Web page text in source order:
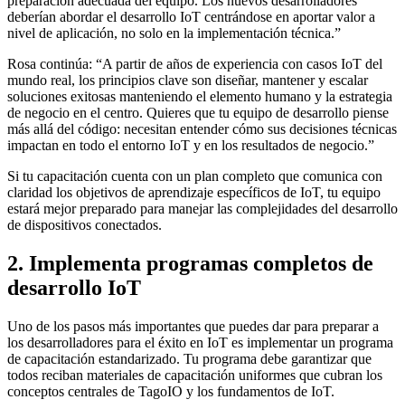
deberían abordar el desarrollo IoT centrándose en aportar valor a
nivel de aplicación, no solo en la implementación técnica.”
Rosa continúa: “A partir de años de experiencia con casos IoT del
mundo real, los principios clave son diseñar, mantener y escalar
soluciones exitosas manteniendo el elemento humano y la estrategia
de negocio en el centro. Quieres que tu equipo de desarrollo piense
más allá del código: necesitan entender cómo sus decisiones técnicas
impactan en todo el entorno IoT y en los resultados de negocio.”
Si tu capacitación cuenta con un plan completo que comunica con
claridad los objetivos de aprendizaje específicos de IoT, tu equipo
estará mejor preparado para manejar las complejidades del desarrollo
de dispositivos conectados.
2. Implementa programas completos de
desarrollo IoT
Uno de los pasos más importantes que puedes dar para preparar a
los desarrolladores para el éxito en IoT es implementar un programa
de capacitación estandarizado. Tu programa debe garantizar que
todos reciban materiales de capacitación uniformes que cubran los
conceptos centrales de TagoIO y los fundamentos de IoT.